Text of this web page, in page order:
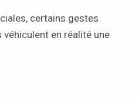
certains gestes
en réalité une